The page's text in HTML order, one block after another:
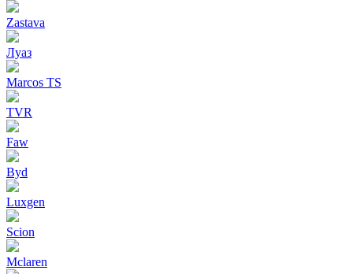
Zastava
Луаз
Marcos TS
TVR
Faw
Byd
Luxgen
Scion
Mclaren